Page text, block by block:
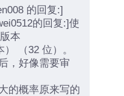
的回复:]
的回复:]使
本
（32 位）。
，好像需要审
的概率原来写的